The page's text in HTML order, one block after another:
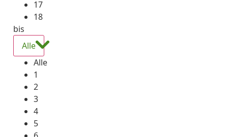
17
18
bis
Alle
Alle
1
2
3
4
5